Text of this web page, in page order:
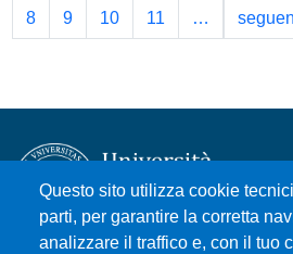
8 9 10 11 …
Questo sito utilizza cookie
parti, per garantire la corretta
analizzare il traffico e, con il tuo